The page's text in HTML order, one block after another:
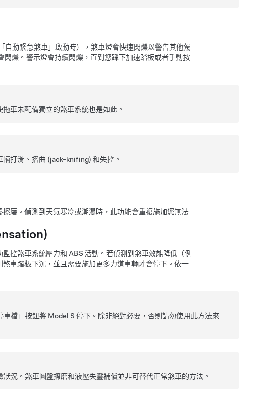
自動緊急煞車」啟動時）
，煞車燈會快速閃爍以警告其他駕
閃爍。警示燈會持續閃爍，直到您踩下加速踏板或者手動按
車未配備獨立的煞車系統也是如此。
打滑、摺曲 (jack-knifing) 和失控。
擦磨。偵測到天氣寒冷或潮濕時，此功能會重複施加您無法
控煞車系統壓力和 ABS 活動。若偵測到煞車效能降低（例
煞車踏板下沉 ，並且需要施加更多力道車輛才會停下。依一
車檔」按鈕將 Model S 停下。除非絕對必要，否則請勿使用此方法來
況。煞車圓盤擦磨和液壓失靈補償並非可替代正常煞車的方法。